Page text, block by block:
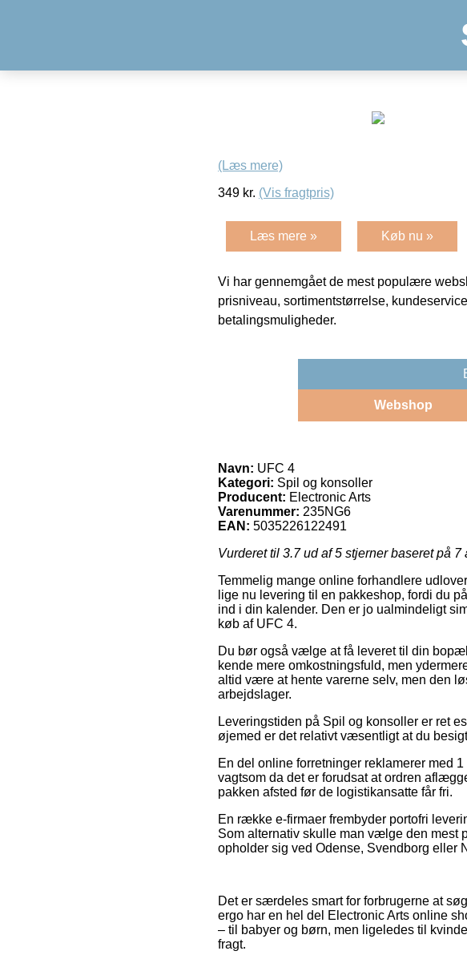
(Læs mere)
349 kr. (Vis fragtpris)
Læs mere » Køb nu »
Vi har gennemgået de mest populære
prisniveau, sortimentstørrelse,
betalingsmuligheder.
Webshop
Navn: UFC 4
Kategori: Spil og konsoller
Producent: Electronic Arts
Varenummer: 235NG6
EAN: 5035226122491
Vurderet til 3.7ud af 5 stjerner baseret på 7
Temmelig mange online forhandlere
lige nu levering til en pakkeshop, fordi du
ind i din kalender. Den er jo ualmindeligt
køb af UFC 4.
Du bør også vælge at få leveret til din
kende mere omkostningsfuld, men
altid være at hente varerne selv, men den
arbejdslager.
Leveringstiden på Spil og konsoller er ret
øjemed er det relativt væsentligt at du
En del online forretninger reklamerer med
vagtsom da det er forudsat at ordren
pakken afsted før de logistikansatte får fri.
En række e-firmaer frembyder portofri
Som alternativ skulle man vælge den mest
opholder sig ved Odense, Svendborg eller
Det er særdeles smart for forbrugerne at
ergo har en hel del Electronic Arts online
– til babyer og børn, men ligeledes til
fragt.